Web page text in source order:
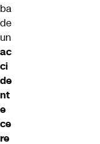
ba
de
un
ac
ci
de
nt
e
ce
re